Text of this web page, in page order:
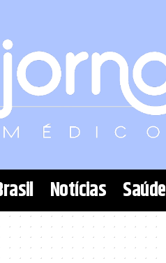
Notícias Saúde